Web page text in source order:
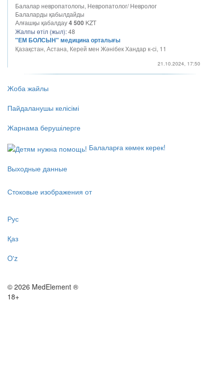
Балалар невропатологы, Невропатолог/ Невролог
Балаларды қабылдайды
Алғашқы қабалдау4 500 KZT
Жалпы өтіл (жыл):48
"ЕМ БОЛСЫН" медицина орталығы
Қазақстан, Астана, Керей мен Жәнібек Хандар к-сі, 11
21.10.2024, 17:50
Жоба жайлы
Пайдаланушы келісімі
Жарнама берушілерге
Балаларға көмек керек!
Выходные данные
Стоковые изображения от
Рус
Қаз
O'z
© 2026 MedElement ®
18+